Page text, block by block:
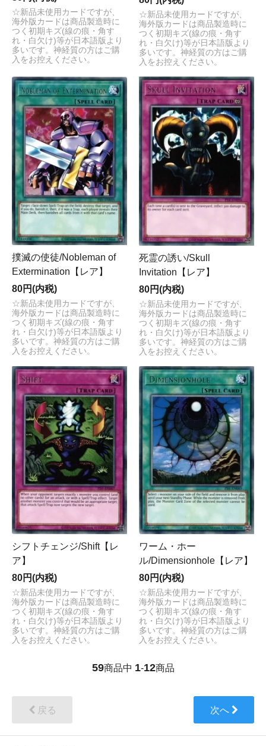
☆新品未使用カードですが、
海外版カードは商品製造時に
つく初期キズ(線の痕・角す
れ・白欠け)等が日本語版より
多いです。神経質の方はご購
入をお控えください。
☆新品未使用カードですが、
海外版カードは商品製造時に
つく初期キズ(線の痕・角す
れ・白欠け)等が日本語版より
多いです。神経質の方はご購
入をお控えください。
撲滅の使徒/Nobleman of
Extermination【レア】
80円(内税)
☆新品未使用カードですが、
海外版カードは商品製造時に
つく初期キズ(線の痕・角す
れ・白欠け)等が日本語版より
多いです。神経質の方はご購
入をお控えください。
死霊の誘い/Skull
Invitation【レア】
80円(内税)
☆新品未使用カードですが、
海外版カードは商品製造時に
つく初期キズ(線の痕・角す
れ・白欠け)等が日本語版より
多いです。神経質の方はご購
入をお控えください。
シフトチェンジ/Shift【レ
ア】
80円(内税)
☆新品未使用カードですが、
海外版カードは商品製造時に
つく初期キズ(線の痕・角す
れ・白欠け)等が日本語版より
多いです。神経質の方はご購
入をお控えください。
ワーム・ホー
ル/Dimensionhole【レア】
80円(内税)
☆新品未使用カードですが、
海外版カードは商品製造時に
つく初期キズ(線の痕・角す
れ・白欠け)等が日本語版より
多いです。神経質の方はご購
入をお控えください。
59商品中 1-12商品
戻る 次へ